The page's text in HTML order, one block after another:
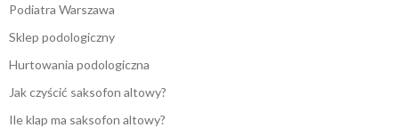
Podiatra Warszawa
Sklep podologiczny
Hurtowania podologiczna
Jak czyścić saksofon altowy?
Ile klap ma saksofon altowy?